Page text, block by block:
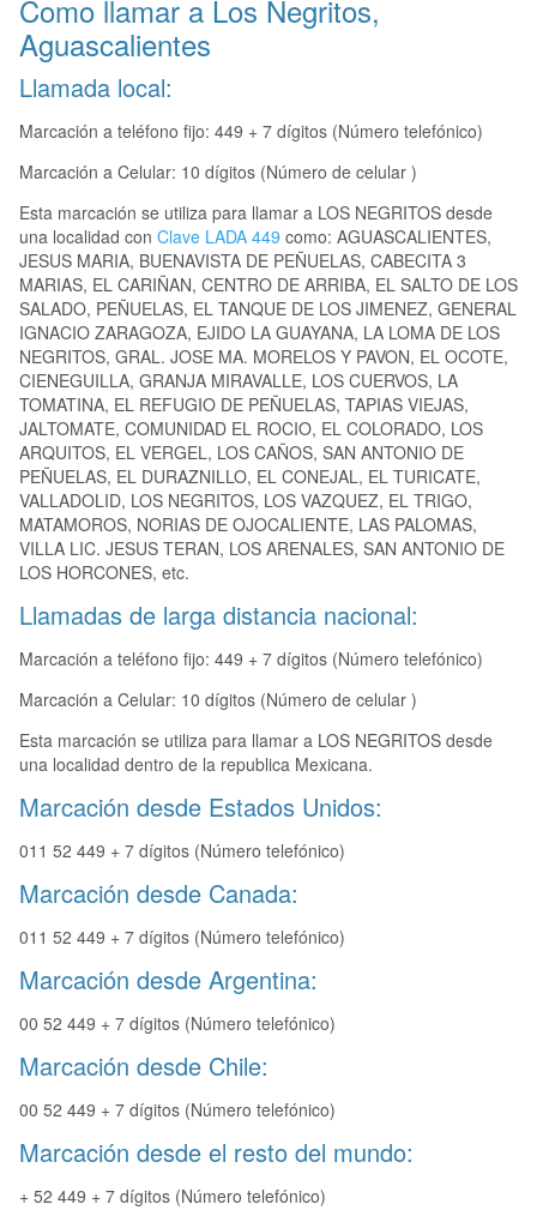
Como llamar a Los Negritos,
Aguascalientes
Llamada local:
Marcación a teléfono fijo: 449 + 7 dígitos (Número telefónico)
Marcación a Celular: 10 dígitos (Número de celular )
Esta marcación se utiliza para llamar a LOS NEGRITOS desde
una localidad con Clave LADA 449 como: AGUASCALIENTES,
JESUS MARIA, BUENAVISTA DE PEÑUELAS, CABECITA 3
MARIAS, EL CARIÑAN, CENTRO DE ARRIBA, EL SALTO DE LOS
SALADO, PEÑUELAS, EL TANQUE DE LOS JIMENEZ, GENERAL
IGNACIO ZARAGOZA, EJIDO LA GUAYANA, LA LOMA DE LOS
NEGRITOS, GRAL. JOSE MA. MORELOS Y PAVON, EL OCOTE,
CIENEGUILLA, GRANJA MIRAVALLE, LOS CUERVOS, LA
TOMATINA, EL REFUGIO DE PEÑUELAS, TAPIAS VIEJAS,
JALTOMATE, COMUNIDAD EL ROCIO, EL COLORADO, LOS
ARQUITOS, EL VERGEL, LOS CAÑOS, SAN ANTONIO DE
PEÑUELAS, EL DURAZNILLO, EL CONEJAL, EL TURICATE,
VALLADOLID, LOS NEGRITOS, LOS VAZQUEZ, EL TRIGO,
MATAMOROS, NORIAS DE OJOCALIENTE, LAS PALOMAS,
VILLA LIC. JESUS TERAN, LOS ARENALES, SAN ANTONIO DE
LOS HORCONES, etc.
Llamadas de larga distancia nacional:
Marcación a teléfono fijo: 449 + 7 dígitos (Número telefónico)
Marcación a Celular: 10 dígitos (Número de celular )
Esta marcación se utiliza para llamar a LOS NEGRITOS desde
una localidad dentro de la republica Mexicana.
Marcación desde Estados Unidos:
011 52 449 + 7 dígitos (Número telefónico)
Marcación desde Canada:
011 52 449 + 7 dígitos (Número telefónico)
Marcación desde Argentina:
00 52 449 + 7 dígitos (Número telefónico)
Marcación desde Chile:
00 52 449 + 7 dígitos (Número telefónico)
Marcación desde el resto del mundo:
+ 52 449 + 7 dígitos (Número telefónico)